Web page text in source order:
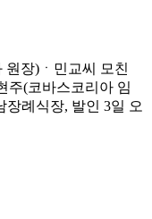
장)ㆍ민교씨 모친
주(코바스코리아 임
장례식장, 발인 3일 오